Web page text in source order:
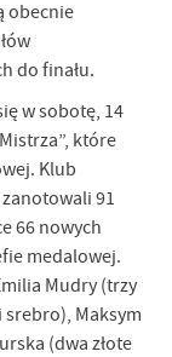
obecnie
do finału.
w sobotę, 14
które
Klub
zanotowali 91
66 nowych
medalowej.
Mudry (trzy
srebro), Maksym
(dwa złote